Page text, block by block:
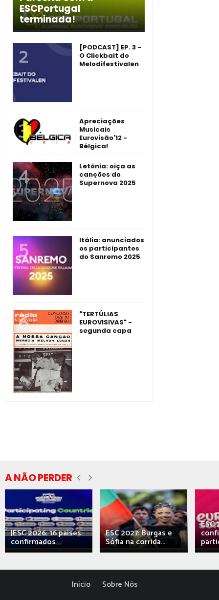
ESCPortugal
terminada!
[PODCAST] EP. 3 -
O Clickbait do
Melodifestivalen
Apreciações
Musicais
Eurovisão'12 -
Bélgica!
Letónia: oiça as
canções do
Supernova 2025
Itália: anunciados
os participantes
do Sanremo 2025
"TERTÚLIAS
EUROVISIVAS" -
segunda capa
A NÃO PERDER
JESC 2026: 16 países
confirmados
ESC 2027: Burgas e
Sófia na corrida...
ESC
Início Sobre Nós